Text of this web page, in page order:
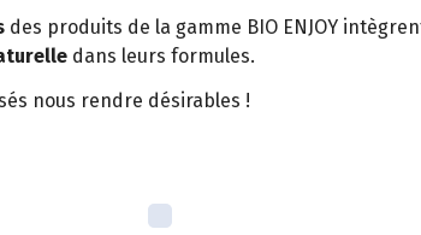
des produits de la gamme BIO ENJOY
dans leurs formules.
nous rendre désirables !